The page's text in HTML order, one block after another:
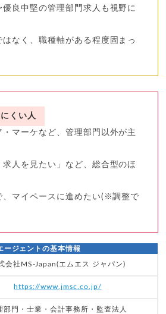
優良中堅の管理部門求人も視野に
なく、職種軸がある程度固まっ
くい人
マーケなど、管理部門以外が主
求人を見たい」など、総合型のほ
、マイペースに進めたい(※調整で
ージェントの基本情報
会社MS-Japan(エムエス ジャパン)
https://www.jmsc.co.jp/
部門・士業・会計事務所・監査法人